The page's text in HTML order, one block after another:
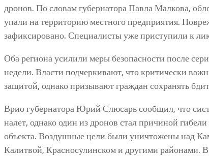
дронов. По словам губернатора Павла Малкова,
упали на территорию местного предприятия.
зафиксировано. Специалисты уже приступили к
Оба региона усилили меры безопасности после
недели. Власти подчеркивают, что критически
защитой, однако призывают граждан сохранять
Врио губернатора Юрий Слюсарь сообщил, что
налет, однако один из дронов стал причиной
объекта. Воздушные цели были уничтожены над
Калитвой, Красносулинском и другими районами.